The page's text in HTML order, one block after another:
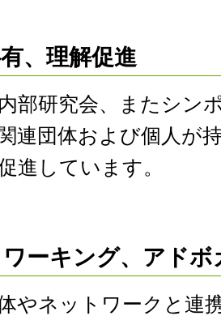
、理解促進
部研究会、またシン
連団体および個人が
進しています。
ーキング、アドボ
やネットワークと連